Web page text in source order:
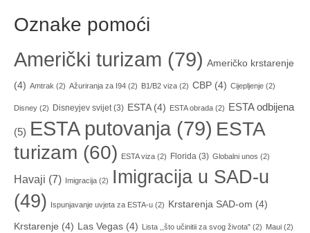
Oznake pomoći
Američki turizam (79) Američko krstarenje
(4) Amtrak (2) Ažuriranja za I94 (2) B1/B2 viza (2) CBP (4) Cijepljenje (2)
Disney (2) Disneyjev svijet(3) ESTA(4) ESTA obrada (2) ESTA odbijena
(5) ESTA putovanja (79) ESTA
turizam (60) ESTA viza (2) Florida (3) Globalni unos (2)
Havaji (7) Imigracija (2)
Imigracija u SAD-u
(49)
Ispunjavanje uvjeta za ESTA-u (2) Krstarenja SAD-om (4)
Krstarenje (4) Las Vegas (4) Lista ,,što učinitii za svog života" (2) Maui (2)